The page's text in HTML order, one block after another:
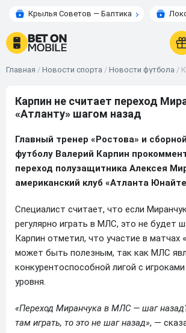
Крылья Советов — Балтика
Главная / Новости спорта / Новости футбола /
Карпин не считает переход
«Атланту» шагом назад
Главный тренер «Ростова» и
футболу Валерий Карпин
переход полузащитника Алексея
американский клуб «Атланта
Специалист считает, что если
регулярно играть в МЛС, это не будет
Карпин отметил, что участие в матчах
может быть полезным, так как МЛС
конкурентоспособной лигой с
уровня.
«Переход Миранчука в МЛС — шаг
там играть, то это не шаг назад», —